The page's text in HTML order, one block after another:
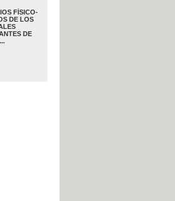
FÍSICO-
DE LOS
DE